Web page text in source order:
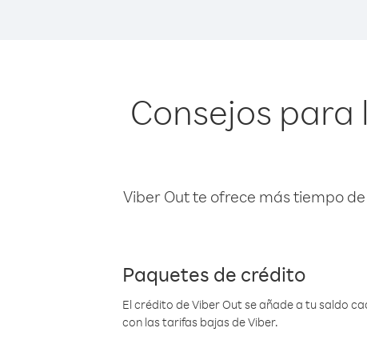
Consejos
Viber Out te ofrece más tiempo
Paquetes de crédito
El crédito de Viber Out se añade a tu saldo
con las tarifas bajas de Viber.